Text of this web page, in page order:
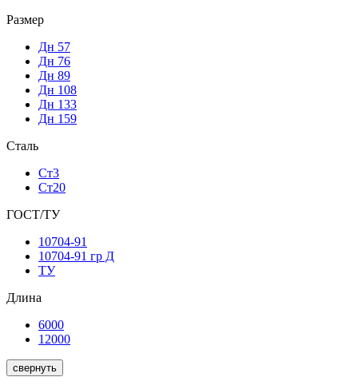
Размер
Дн 57
Дн 76
Дн 89
Дн 108
Дн 133
Дн 159
Сталь
Ст3
Ст20
ГОСТ/ТУ
10704-91
10704-91 гр Д
ТУ
Длина
6000
12000
свернуть